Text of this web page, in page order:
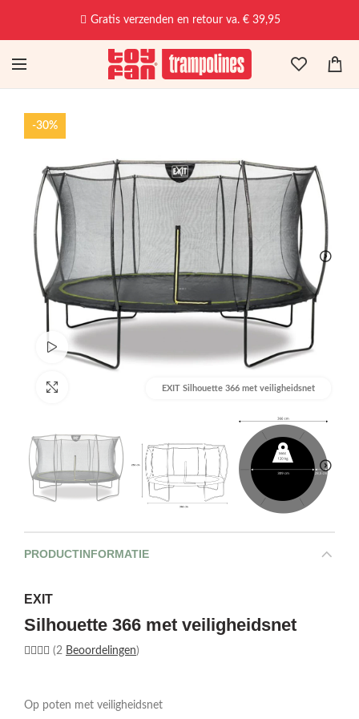
Gratis verzenden en retour va. € 39,95
-30%
EXIT Silhouette 366 met veiligheidsnet
Bekijk productvideo
Afbeelding vergroten
PRODUCTINFORMATIE
EXIT
Silhouette 366 met veiligheidsnet
(2 Beoordelingen)
Op poten met veiligheidsnet